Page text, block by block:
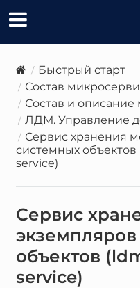
Быстрый старт
Состав
Состав и
ЛДМ. Управление
Сервис хранения
системных
service)
Сервис
объектов
service)